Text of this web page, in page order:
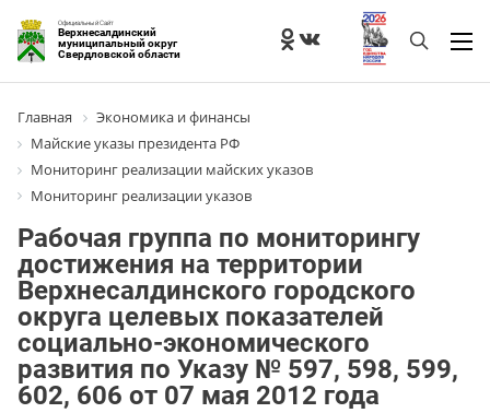
Официальный Сайт
Верхнесалдинский
муниципальный округ
Свердловской области
Главная
Экономика и финансы
Майские указы президента РФ
Мониторинг реализации майских указов
Мониторинг реализации указов
Рабочая группа по мониторингу
достижения на территории
Верхнесалдинского городского
округа целевых показателей
социально-экономического
развития по Указу № 597, 598, 599,
602, 606 от 07 мая 2012 года